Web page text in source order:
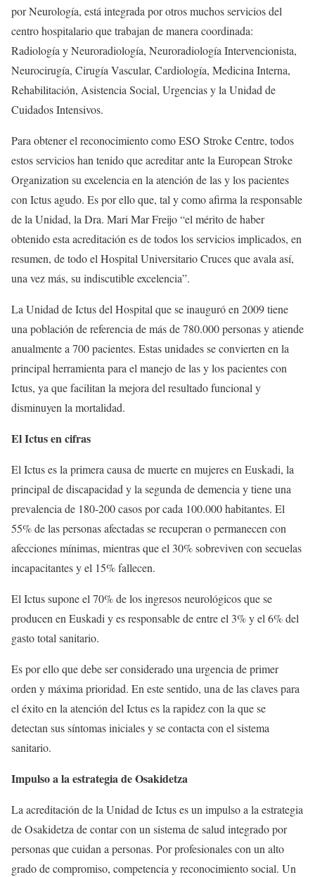
por Neurología, está integrada por otros muchos servicios del
centro hospitalario que trabajan de manera coordinada:
Radiología y Neuroradiología, Neuroradiología Intervencionista,
Neurocirugía, Cirugía Vascular, Cardiología, Medicina Interna,
Rehabilitación, Asistencia Social, Urgencias y la Unidad de
Cuidados Intensivos.
Para obtener el reconocimiento como ESO Stroke Centre, todos
estos servicios han tenido que acreditar ante la European Stroke
Organization su excelencia en la atención de las y los pacientes
con Ictus agudo. Es por ello que, tal y como afirma la responsable
de la Unidad, la Dra. Mari Mar Freijo “el mérito de haber
obtenido esta acreditación es de todos los servicios implicados, en
resumen, de todo el Hospital Universitario Cruces que avala así,
una vez más, su indiscutible excelencia”.
La Unidad de Ictus del Hospital que se inauguró en 2009 tiene
una población de referencia de más de 780.000 personas y atiende
anualmente a 700 pacientes. Estas unidades se convierten en la
principal herramienta para el manejo de las y los pacientes con
Ictus, ya que facilitan la mejora del resultado funcional y
disminuyen la mortalidad.
El Ictus en cifras
El Ictus es la primera causa de muerte en mujeres en Euskadi, la
principal de discapacidad y la segunda de demencia y tiene una
prevalencia de 180-200 casos por cada 100.000 habitantes. El
55% de las personas afectadas se recuperan o permanecen con
afecciones mínimas, mientras que el 30% sobreviven con secuelas
incapacitantes y el 15% fallecen.
El Ictus supone el 70% de los ingresos neurológicos que se
producen en Euskadi y es responsable de entre el 3% y el 6% del
gasto total sanitario.
Es por ello que debe ser considerado una urgencia de primer
orden y máxima prioridad. En este sentido, una de las claves para
el éxito en la atención del Ictus es la rapidez con la que se
detectan sus síntomas iniciales y se contacta con el sistema
sanitario.
Impulso a la estrategia de Osakidetza
La acreditación de la Unidad de Ictus es un impulso a la estrategia
de Osakidetza de contar con un sistema de salud integrado por
personas que cuidan a personas. Por profesionales con un alto
grado de compromiso, competencia y reconocimiento social. Un